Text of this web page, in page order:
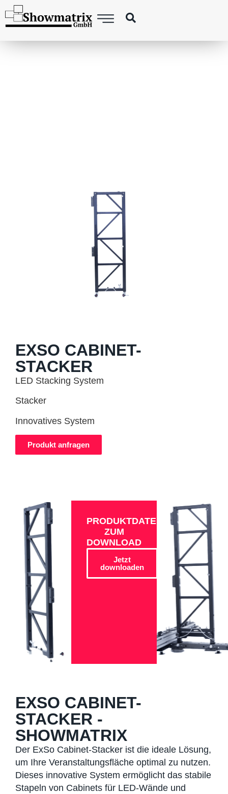
EXSO CABINET-
STACKER
LED Stacking System
Stacker
Innovatives System
Produkt anfragen
PRODUKTDATEN
ZUM
DOWNLOAD
Jetzt
downloaden
EXSO CABINET-
STACKER -
SHOWMATRIX
Der ExSo Cabinet-Stacker ist die ideale Lösung,
um Ihre Veranstaltungsfläche optimal zu nutzen.
Dieses innovative System ermöglicht das stabile
Stapeln von Cabinets für LED-Wände und